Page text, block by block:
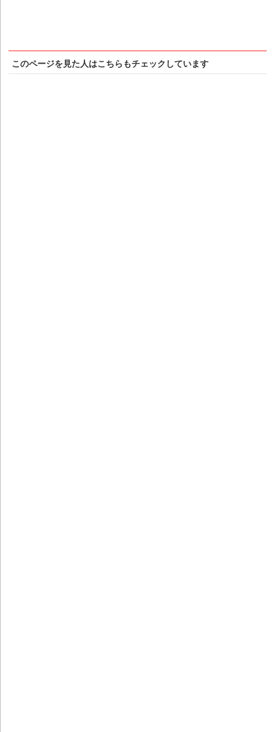
このページを見た人はこちらもチェックしています